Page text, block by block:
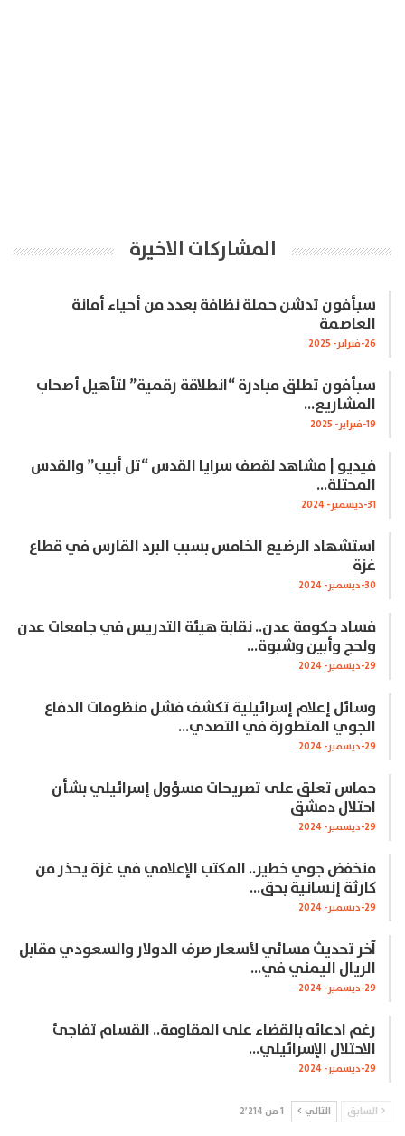
المشاركات الاخيرة
سبأفون تدشن حملة نظافة بعدد من أحياء أمانة
العاصمة
26-فبراير- 2025
سبأفون تطلق مبادرة “انطلاقة رقمية” لتأهيل أصحاب
المشاريع…
19-فبراير- 2025
فيديو | مشاهد لقصف سرايا القدس “تل أبيب” والقدس
المحتلة…
31-ديسمبر- 2024
استشهاد الرضيع الخامس بسبب البرد القارس في قطاع
غزة
30-ديسمبر- 2024
فساد حكومة عدن.. نقابة هيئة التدريس في جامعات عدن
ولحج وأبين وشبوة…
29-ديسمبر- 2024
وسائل إعلام إسرائيلية تكشف فشل منظومات الدفاع
الجوي المتطورة في التصدي…
29-ديسمبر- 2024
حماس تعلق على تصريحات مسؤول إسرائيلي بشأن
احتلال دمشق
29-ديسمبر- 2024
منخفض جوي خطير.. المكتب الإعلامي في غزة يحذر من
كارثة إنسانية بحق…
29-ديسمبر- 2024
آخر تحديث مسائي لأسعار صرف الدولار والسعودي مقابل
الريال اليمني في…
29-ديسمبر- 2024
رغم ادعائه بالقضاء على المقاومة.. القسام تفاجئ
الاحتلال الإسرائيلي…
29-ديسمبر- 2024
السابق التالي 1 من 2٬214